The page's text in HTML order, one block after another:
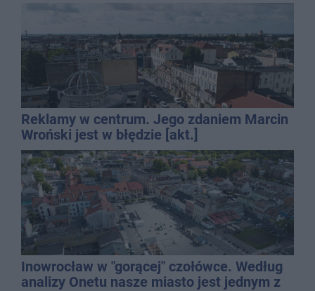
Reklamy w centrum. Jego zdaniem Marcin
Wroński jest w błędzie [akt.]
Inowrocław w "gorącej" czołówce. Według
analizy Onetu nasze miasto jest jednym z